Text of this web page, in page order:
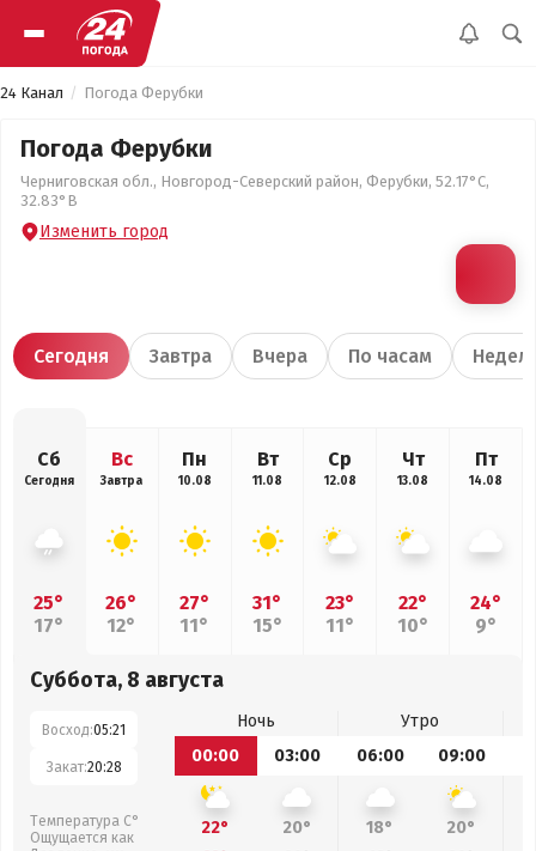
24 Канал Погода Ферубки
Погода Ферубки
Черниговская обл., Новгород-Северский район, Ферубки, 52.17°С,
32.83°В
Изменить город
Сегодня Завтра Вчера По часам
Сб
Сегодня
25°
17°
Вс
Завтра
26°
12°
Пн
10.08
27°
11°
Вт
11.08
31°
15°
Ср
12.08
23°
11°
Чт
13.08
22°
10°
Пт
14.08
24°
9°
Суббота, 8 августа
Восход:05:21
Закат:20:28
Температура С°
Ощущается как
Ночь
Утро
00:00
03:00 06:00 09:00
22° 20° 18° 20°